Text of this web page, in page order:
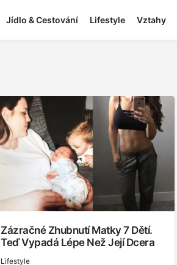
Jídlo & Cestování Lifestyle Vztahy
Zázračné Zhubnutí Matky 7 Dětí.
Teď Vypadá Lépe Než Její Dcera
Lifestyle